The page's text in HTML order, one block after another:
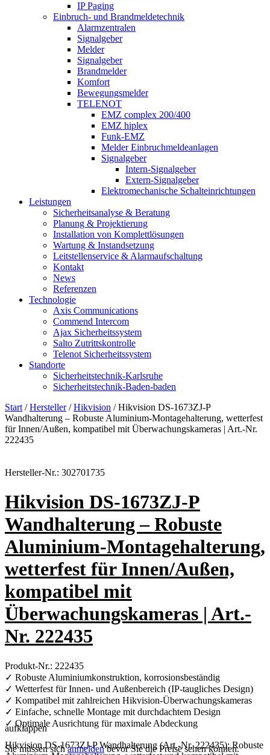
IP Paging
Einbruch- und Brandmeldetechnik
Alarmzentralen
Signalgeber
Melder
Signalgeber
Brandmelder
Komfort
Bewegungsmelder
TELENOT
EMZ complex 200/400
EMZ hiplex
Funk-EMZ
Melder Einbruchmeldeanlagen
Signalgeber
Intern-Signalgeber
Extern-Signalgeber
Elektromechanische Schalteinrichtungen
Leistungen
Sicherheitsanalyse & Beratung
Planung & Projektierung​
Installation von Komplettlösungen
Wartung & Instandsetzung
Leitstellenservice & Alarmaufschaltung
Kontakt
News
Referenzen
Technologie
Axis Communications
Commend Intercom
Ajax Sicherheitssystem​
Salto Zutrittskontrolle
Telenot Sicherheitssystem
Standorte
Sicherheitstechnik-Karlsruhe
Sicherheitstechnik-Baden-baden
Start /Hersteller/Hikvision / Hikvision DS-1673ZJ-P
Wandhalterung – Robuste Aluminium-Montagehalterung, wetterfest
für Innen/Außen, kompatibel mit Überwachungskameras | Art.-Nr.
222435
Hersteller-Nr.: 302701735
Hikvision DS-1673ZJ-P
Wandhalterung – Robuste
Aluminium-Montagehalterung,
wetterfest für Innen/Außen,
kompatibel mit
Überwachungskameras | Art.-
Nr. 222435
Produkt-Nr.: 222435
✓ Robuste Aluminiumkonstruktion, korrosionsbeständig
✓ Wetterfest für Innen- und Außenbereich (IP-taugliches Design)
✓ Kompatibel mit zahlreichen Hikvision-Überwachungskameras
✓ Einfache, schnelle Montage mit durchdachtem Design
✓ Optimale Ausrichtung für maximale Abdeckung
Hikvision DS-1673ZJ-P Wandhalterung (Art.-Nr. 222435): Robuste
aufklappen
Sie müssen sichanmeldenbevor Sie die Preise sehen können.